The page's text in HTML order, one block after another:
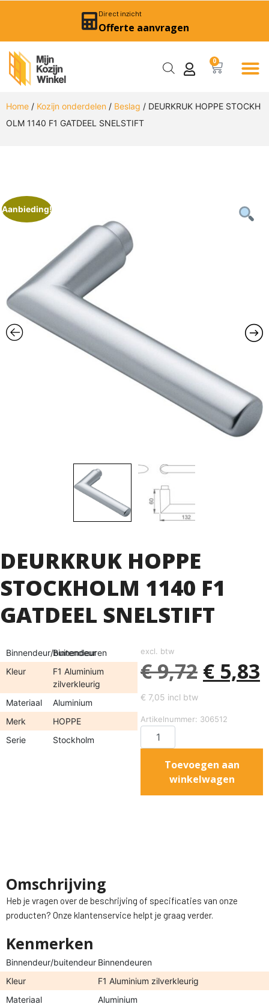
Direct inzicht
Offerte aanvragen
0
Home / Kozijn onderdelen / Beslag / DEURKRUK HOPPE STOCKH
OLM 1140 F1 GATDEEL SNELSTIFT
Aanbieding!
DEURKRUK HOPPE
STOCKHOLM 1140 F1
GATDEEL SNELSTIFT
Binnendeur/buitendeur
Binnendeuren
Kleur
F1 Aluminium
zilverkleurig
Materiaal
Aluminium
Merk
HOPPE
Serie
Stockholm
excl. btw
€9,72 € 5,83
€ 7,05 incl btw
Artikelnummer: 306512
Toevoegen aan
winkelwagen
Omschrijving
Heb je vragen over de beschrijving of specificaties van onze
producten? Onze klantenservice helpt je graag verder.
Kenmerken
Binnendeur/buitendeur Binnendeuren
Kleur
F1 Aluminium zilverkleurig
Materiaal
Aluminium